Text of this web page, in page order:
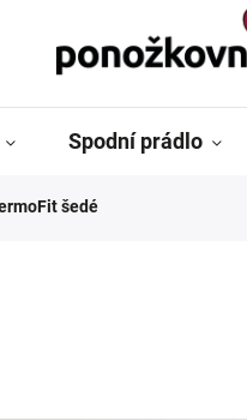
Spodní prádlo
šedé